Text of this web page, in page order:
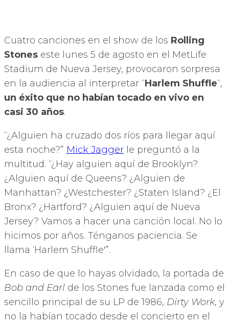
Cuatro canciones en el show de los Rolling
Stones este lunes 5 de agosto en el MetLife
Stadium de Nueva Jersey, provocaron sorpresa
en la audiencia al interpretar “Harlem Shuffle“,
un éxito que no habían tocado en vivo en
casi 30 años.
“¿Alguien ha cruzado dos ríos para llegar aquí
esta noche?” Mick Jagger le preguntó a la
multitud. “¿Hay alguien aquí de Brooklyn?
¿Alguien aquí de Queens? ¿Alguien de
Manhattan? ¿Westchester? ¿Staten Island? ¿El
Bronx? ¿Hartford? ¿Alguien aquí de Nueva
Jersey? Vamos a hacer una canción local. No lo
hicimos por años. Ténganos paciencia. Se
llama ‘Harlem Shuffle'”.
En caso de que lo hayas olvidado, la portada de
Bob and Earl de los Stones fue lanzada como el
sencillo principal de su LP de 1986, Dirty Work, y
no la habían tocado desde el concierto en el